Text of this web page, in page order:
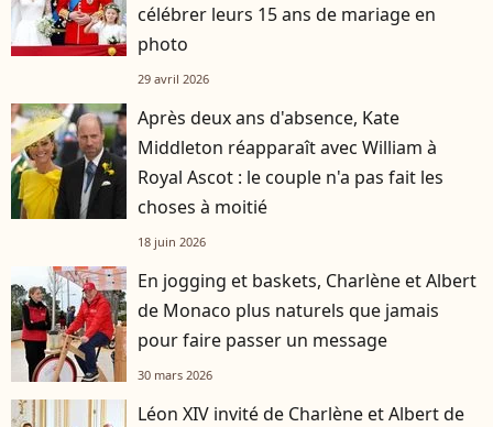
célébrer leurs 15 ans de mariage en
photo
29 avril 2026
Après deux ans d'absence, Kate
Middleton réapparaît avec William à
Royal Ascot : le couple n'a pas fait les
choses à moitié
18 juin 2026
En jogging et baskets, Charlène et Albert
de Monaco plus naturels que jamais
pour faire passer un message
30 mars 2026
Léon XIV invité de Charlène et Albert de